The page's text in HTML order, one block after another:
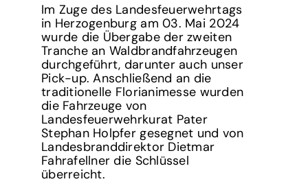
Im Zuge des Landesfeuerwehrtags
in Herzogenburg am 03. Mai 2024
wurde die Übergabe der zweiten
Tranche an Waldbrandfahrzeugen
durchgeführt, darunter auch unser
Pick-up. Anschließend an die
traditionelle Florianimesse wurden
die Fahrzeuge von
Landesfeuerwehrkurat Pater
Stephan Holpfer gesegnet und von
Landesbranddirektor Dietmar
Fahrafellner die Schlüssel
überreicht.